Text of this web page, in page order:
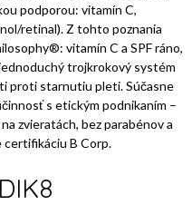
podporou: vitamín C,
retinal). Z tohto poznania
vitamín C a SPF ráno,
trojkrokový systém
proti starnutiu pleti. Súčasne
s etickým podnikaním –
zvieratách, bez parabénov a
certifikáciu B Corp.